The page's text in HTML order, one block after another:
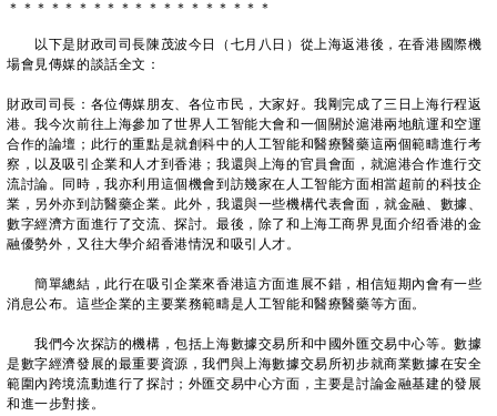
＊ ＊ ＊ ＊ ＊ ＊ ＊ ＊ ＊ ＊ ＊ ＊ ＊ ＊ ＊ ＊ ＊ ＊ ＊
以下是財政司司長陳茂波今日（七月八日）從上海返港後，在香港國際機
場會見傳媒的談話全文：
財政司司長：各位傳媒朋友、各位市民，大家好。我剛完成了三日上海行程返
港。我今次前往上海參加了世界人工智能大會和一個關於滬港兩地航運和空運
合作的論壇；此行的重點是就創科中的人工智能和醫療醫藥這兩個範疇進行考
察，以及吸引企業和人才到香港；我還與上海的官員會面，就滬港合作進行交
流討論。同時，我亦利用這個機會到訪幾家在人工智能方面相當超前的科技企
業，另外亦到訪醫藥企業。此外，我還與一些機構代表會面，就金融、數據、
數字經濟方面進行了交流、探討。最後，除了和上海工商界見面介绍香港的金
融優勢外，又往大學介紹香港情況和吸引人才。
簡單總結，此行在吸引企業來香港這方面進展不錯，相信短期內會有一些
消息公布。這些企業的主要業務範疇是人工智能和醫療醫藥等方面。
我們今次探訪的機構，包括上海數據交易所和中國外匯交易中心等。數據
是數字經濟發展的最重要資源，我們與上海數據交易所初步就商業數據在安全
範圍內跨境流動進行了探討；外匯交易中心方面，主要是討論金融基建的發展
和進一步對接。